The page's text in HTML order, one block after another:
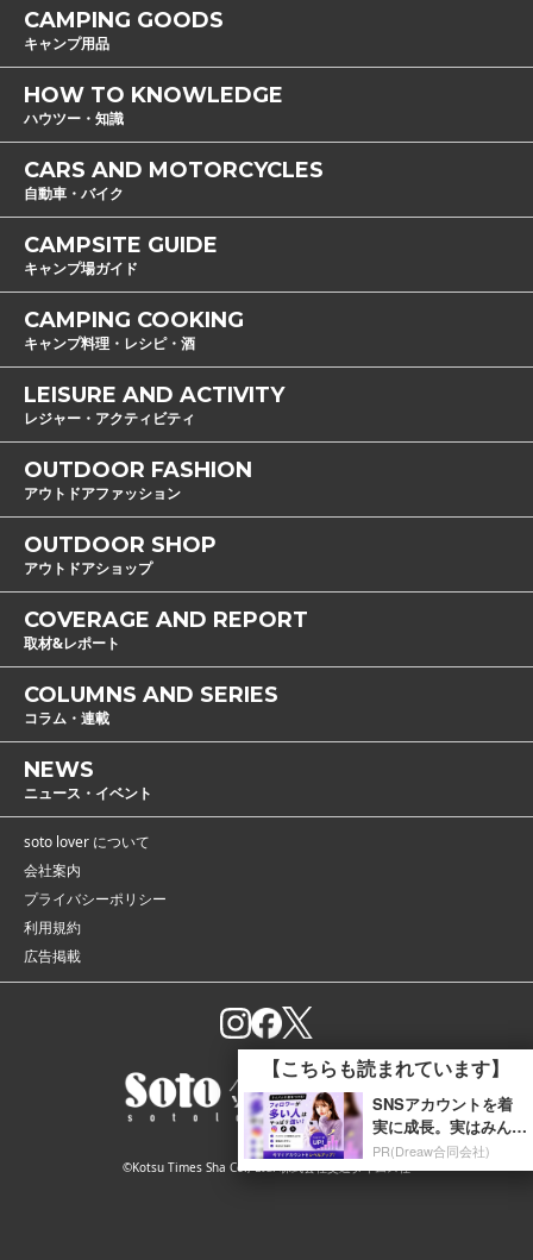
【こちらも読まれています】
SNSアカウントを着
実に成長。実はみんな
ココ使ってます。
PR(Dreaw合同会社)
CAMPING GOODS
キャンプ用品
HOW TO KNOWLEDGE
ハウツー・知識
CARS AND MOTORCYCLES
自動車・バイク
CAMPSITE GUIDE
キャンプ場ガイド
CAMPING COOKING
キャンプ料理・レシピ・酒
LEISURE AND ACTIVITY
レジャー・アクティビティ
OUTDOOR FASHION
アウトドアファッション
OUTDOOR SHOP
アウトドアショップ
COVERAGE AND REPORT
取材&レポート
COLUMNS AND SERIES
コラム・連載
NEWS
ニュース・イベント
soto lover について
会社案内
プライバシーポリシー
利用規約
広告掲載
©Kotsu Times Sha Co., Ltd. 株式会社交通タイムス社